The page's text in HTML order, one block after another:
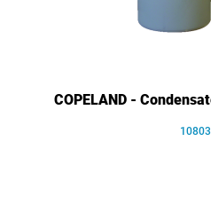
COPELAND -